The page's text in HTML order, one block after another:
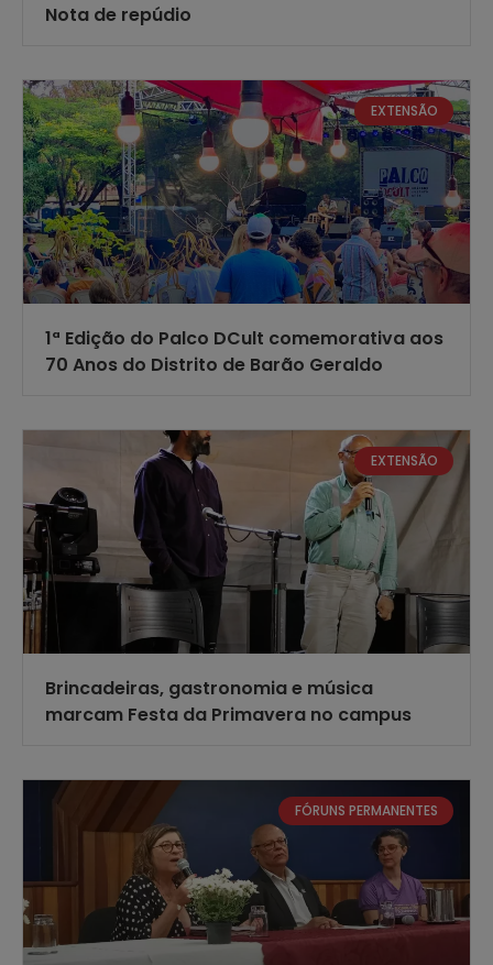
Nota de repúdio
EXTENSÃO
1ª Edição do Palco DCult comemorativa aos
70 Anos do Distrito de Barão Geraldo
EXTENSÃO
Brincadeiras, gastronomia e música
marcam Festa da Primavera no campus
FÓRUNS PERMANENTES